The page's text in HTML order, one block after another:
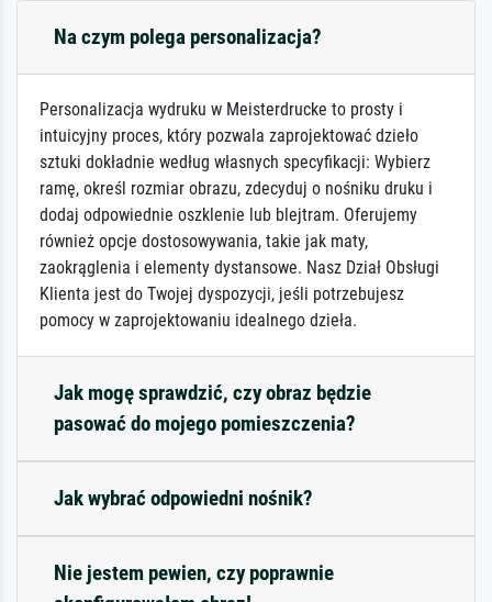
Na czym polega personalizacja?
Personalizacja wydruku w Meisterdrucke to prosty i
intuicyjny proces, który pozwala zaprojektować dzieło
sztuki dokładnie według własnych specyfikacji: Wybierz
ramę, określ rozmiar obrazu, zdecyduj o nośniku druku i
dodaj odpowiednie oszklenie lub blejtram. Oferujemy
również opcje dostosowywania, takie jak maty,
zaokrąglenia i elementy dystansowe. Nasz Dział Obsługi
Klienta jest do Twojej dyspozycji, jeśli potrzebujesz
pomocy w zaprojektowaniu idealnego dzieła.
Jak mogę sprawdzić, czy obraz będzie
pasować do mojego pomieszczenia?
Jak wybrać odpowiedni nośnik?
Nie jestem pewien, czy poprawnie